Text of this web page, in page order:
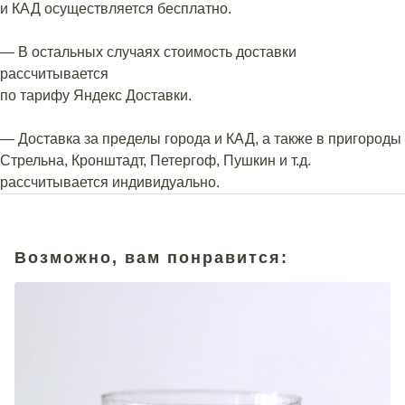
и КАД осуществляется бесплатно.
— В остальных случаях стоимость доставки
рассчитывается
по тарифу Яндекс Доставки.
— Доставка за пределы города и КАД, а также в пригороды
Стрельна, Кронштадт, Петергоф, Пушкин и т.д.
рассчитывается индивидуально.
Возможно, вам понравится: